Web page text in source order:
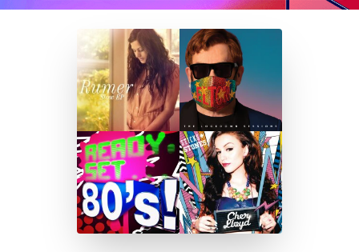
初回30日間無料お試し